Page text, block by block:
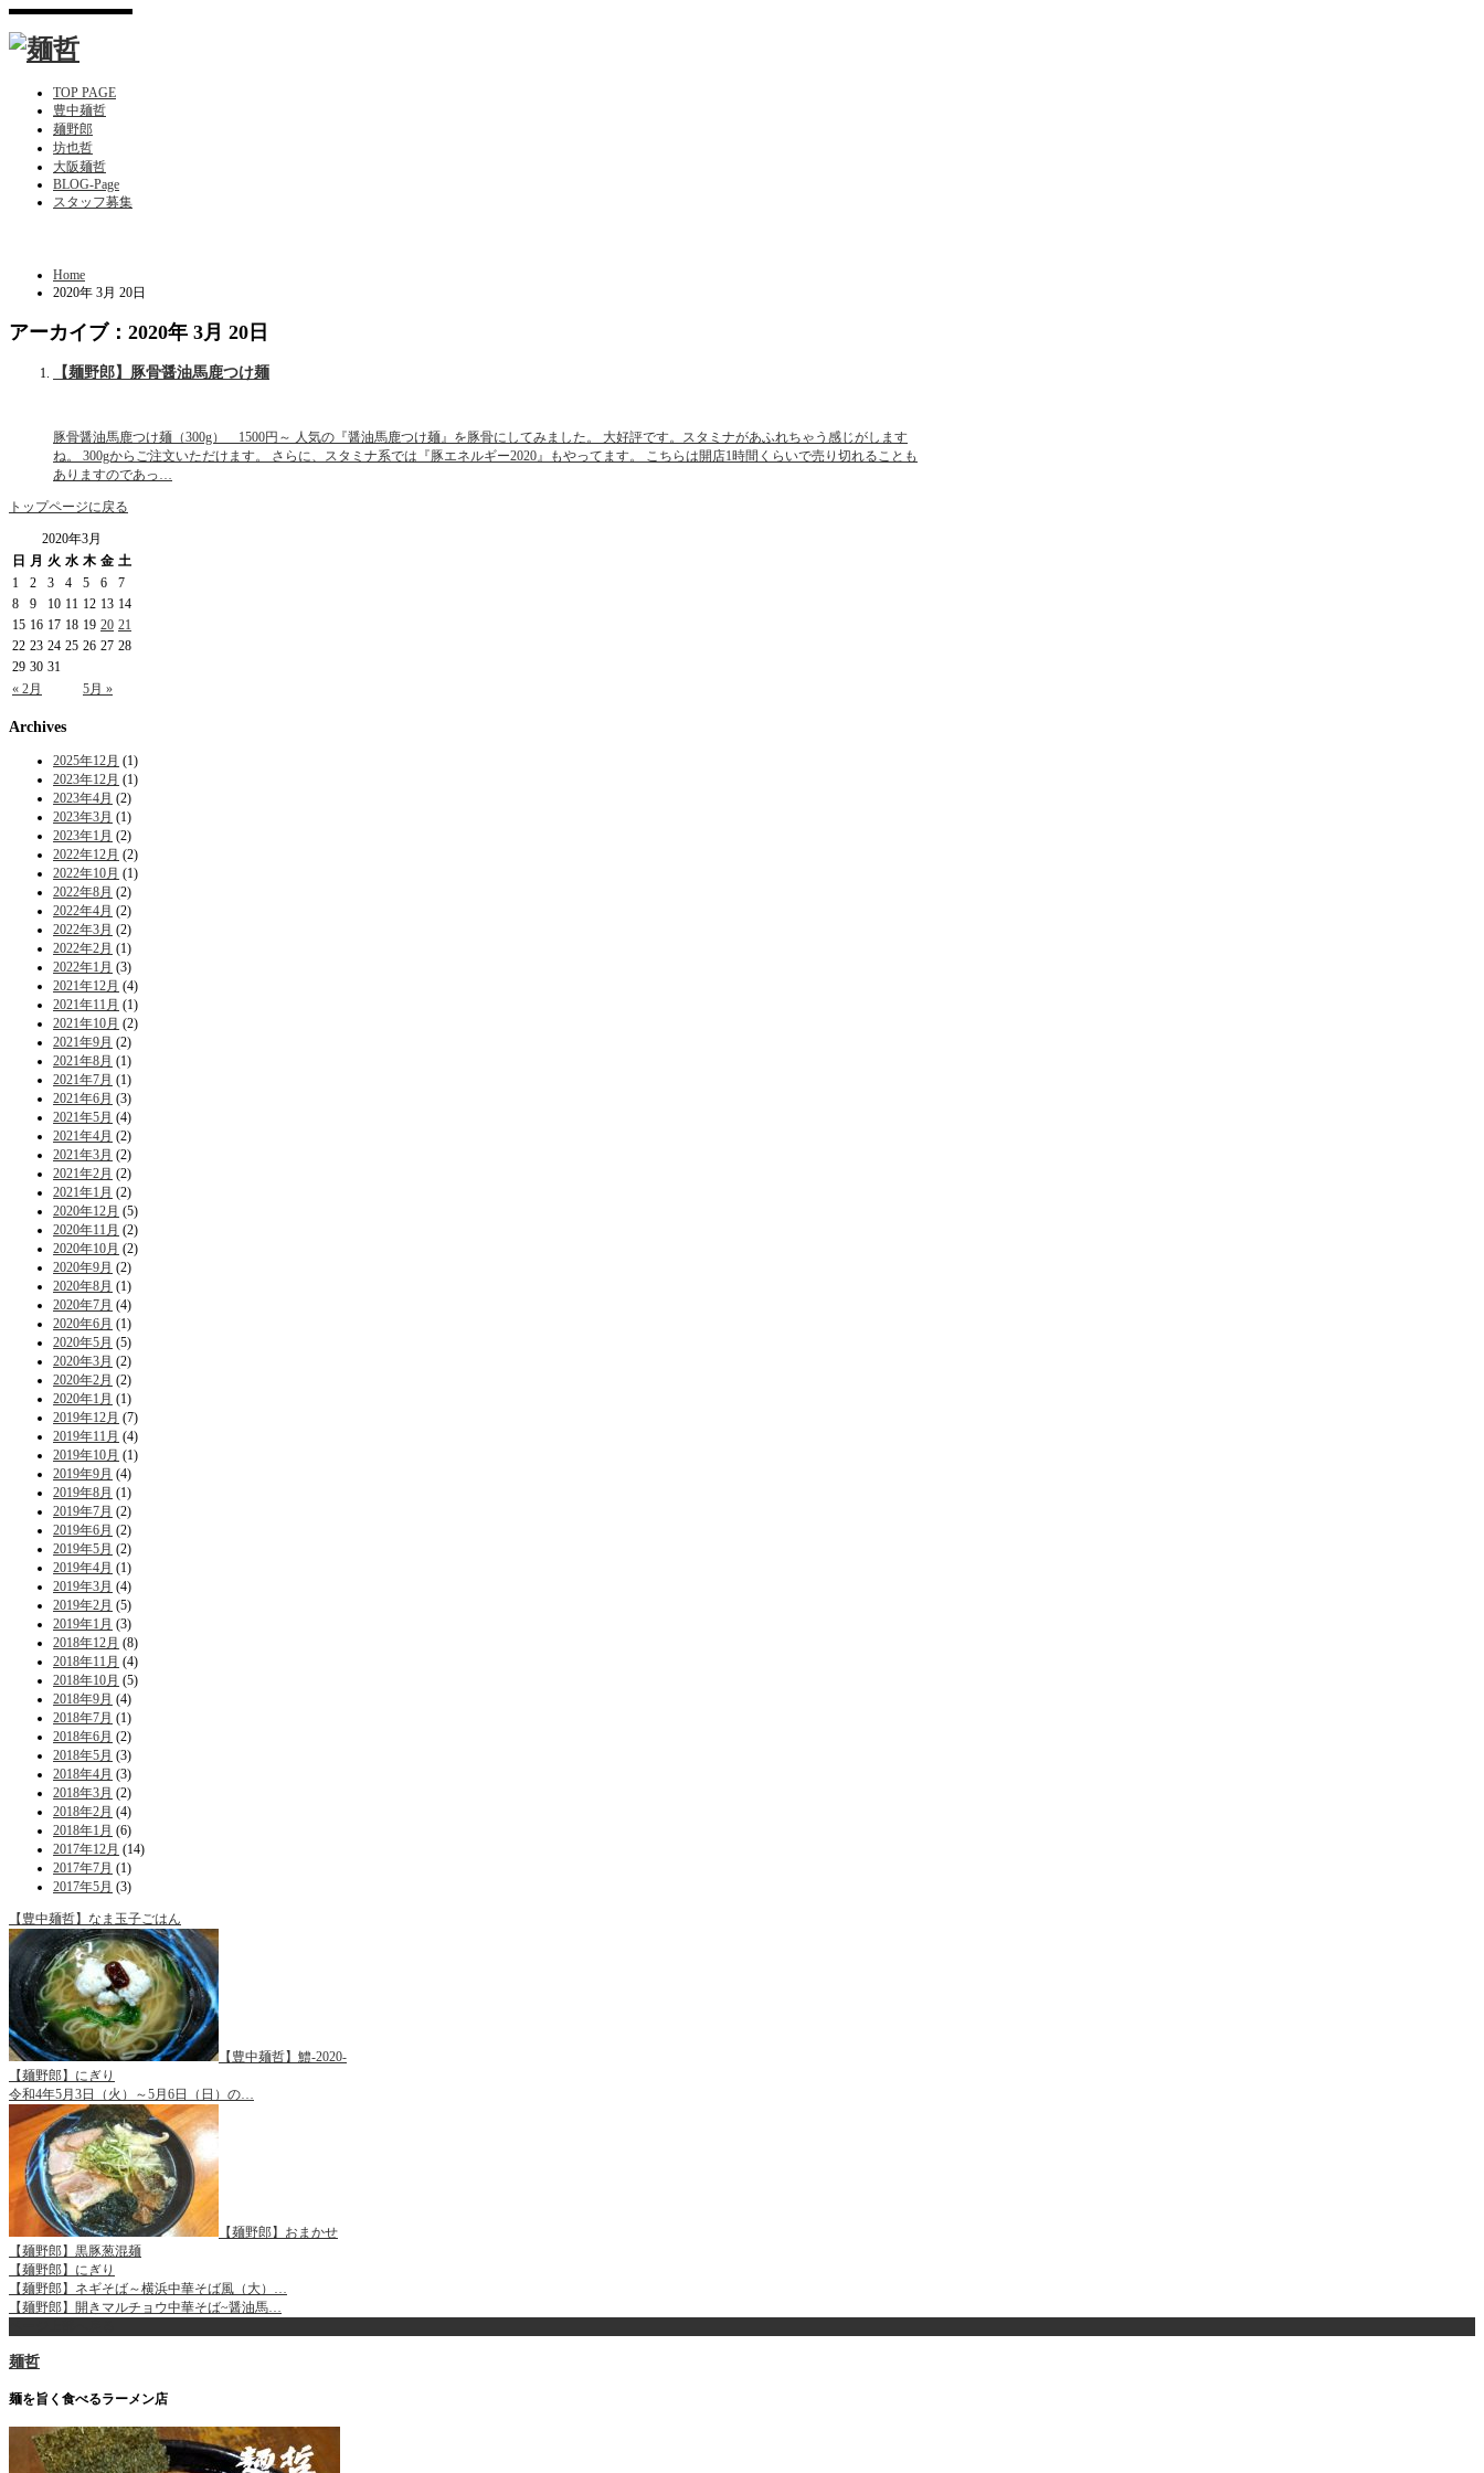
TOP PAGE
豊中麺哲
麺野郎
坊也哲
大阪麺哲
BLOG-Page
スタッフ募集
Home
2020年 3月 20日
アーカイブ：2020年 3月 20日
【麺野郎】豚骨醤油馬鹿つけ麺
豚骨醤油馬鹿つけ麺（300g） 1500円～ 人気の『醤油馬鹿つけ麺』を豚骨にしてみました。 大好評です。スタミナがあふれちゃう感じがします
ね。 300gからご注文いただけます。 さらに、スタミナ系では『豚エネルギー2020』もやってます。 こちらは開店1時間くらいで売り切れることも
ありますのであっ…
トップページに戻る
2020年3月
日 月 火 水 木 金 土
« 2月 5月 »
1 2 3 4 5 6
7
8
9 10 11 12 13 14
15 16 17 18 19 20 21
22 23 24 25 26 27 28
29 30 31
Archives
2025年12月 (1)
2023年12月 (1)
2023年4月 (2)
2023年3月 (1)
2023年1月 (2)
2022年12月 (2)
2022年10月 (1)
2022年8月 (2)
2022年4月 (2)
2022年3月 (2)
2022年2月 (1)
2022年1月 (3)
2021年12月 (4)
2021年11月 (1)
2021年10月 (2)
2021年9月 (2)
2021年8月 (1)
2021年7月 (1)
2021年6月 (3)
2021年5月 (4)
2021年4月 (2)
2021年3月 (2)
2021年2月 (2)
2021年1月 (2)
2020年12月 (5)
2020年11月 (2)
2020年10月 (2)
2020年9月 (2)
2020年8月 (1)
2020年7月 (4)
2020年6月 (1)
2020年5月 (5)
2020年3月 (2)
2020年2月 (2)
2020年1月 (1)
2019年12月 (7)
2019年11月 (4)
2019年10月 (1)
2019年9月 (4)
2019年8月 (1)
2019年7月 (2)
2019年6月 (2)
2019年5月 (2)
2019年4月 (1)
2019年3月 (4)
2019年2月 (5)
2019年1月 (3)
2018年12月 (8)
2018年11月 (4)
2018年10月 (5)
2018年9月 (4)
2018年7月 (1)
2018年6月 (2)
2018年5月 (3)
2018年4月 (3)
2018年3月 (2)
2018年2月 (4)
2018年1月 (6)
2017年12月 (14)
2017年7月 (1)
2017年5月 (3)
【豊中麺哲】なま玉子ごはん
【豊中麺哲】鱧-2020-
【麺野郎】にぎり
令和4年5月3日（火）～5月6日（日）の…
【麺野郎】おまかせ
【麺野郎】黒豚葱混麺
【麺野郎】にぎり
【麺野郎】ネギそば～横浜中華そば風（大）…
【麺野郎】開きマルチョウ中華そば~醤油馬…
麺哲
麺を旨く食べるラーメン店